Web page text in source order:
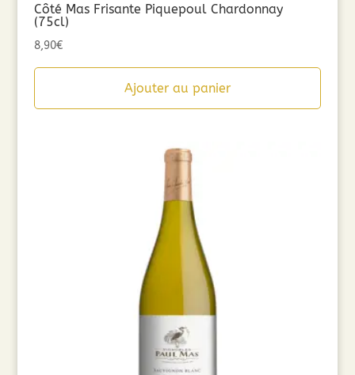
Côté Mas Frisante Piquepoul Chardonnay
(75cl)
8,90€
Ajouter au panier